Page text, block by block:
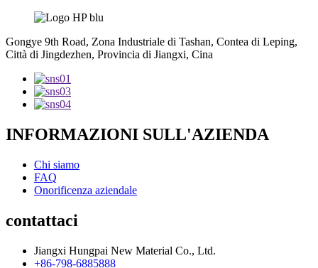
Gongye 9th Road, Zona Industriale di Tashan, Contea di Leping,
Città di Jingdezhen, Provincia di Jiangxi, Cina
INFORMAZIONI SULL'AZIENDA
Chi siamo
FAQ
Onorificenza aziendale
contattaci
Jiangxi Hungpai New Material Co., Ltd.
+86-798-6885888